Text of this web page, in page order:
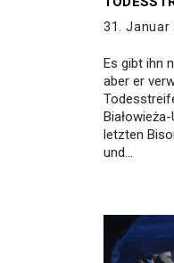
31. Januar
Es gibt ihn
aber er
letzten
und…